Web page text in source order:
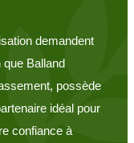
demandent
Balland
possède
idéal pour
confiance à